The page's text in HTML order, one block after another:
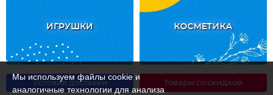
ИГРУШКИ КОСМЕТИКА
Условия доставки Товары со скидкой
Мы используем файлы cookie и
аналогичные технологии для анализа